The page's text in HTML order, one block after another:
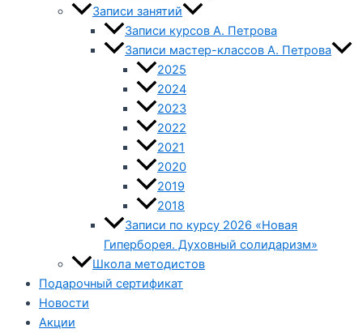
Записи занятий
Записи курсов А. Петрова
Записи мастер-классов А. Петрова
2025
2024
2023
2022
2021
2020
2019
2018
Записи по курсу 2026 «Новая
Гиперборея. Духовный солидаризм»
Школа методистов
Подарочный сертификат
Новости
Акции